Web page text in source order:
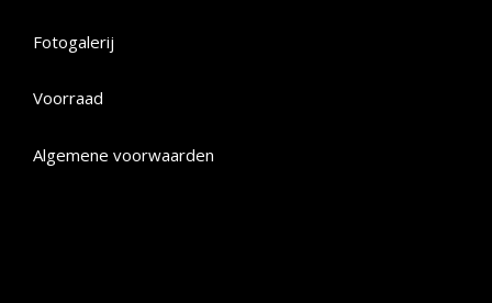
Fotogalerij
Voorraad
Algemene voorwaarden